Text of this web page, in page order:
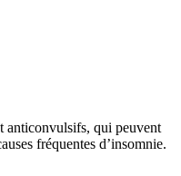
anticonvulsifs, qui peuvent
fréquentes d’insomnie.